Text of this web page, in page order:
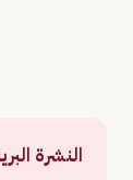
النشرة